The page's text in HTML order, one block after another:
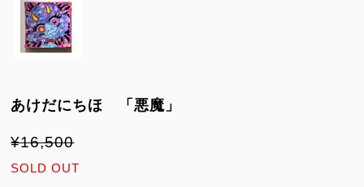
あけだにちほ 「悪魔」
¥16,500
SOLD OUT